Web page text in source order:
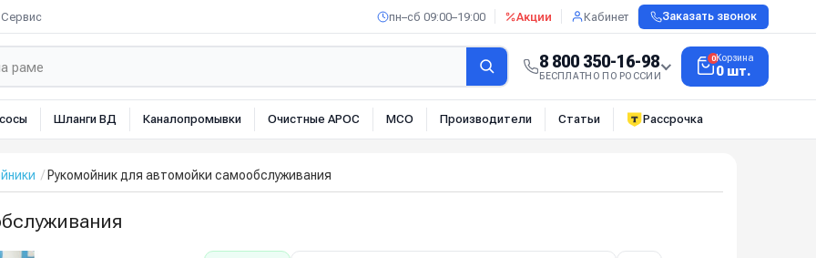
Сервис пн–сб 09:00–19:00 Акции Кабинет Заказать звонок
8 800 350-16-98
БЕСПЛАТНО ПО РОССИИ
0Корзина
0 шт.
Шланги ВД Каналопромывки Очистные АРОС МСО Производители Статьи Рассрочка
Рукомойник для автомойки самообслуживания